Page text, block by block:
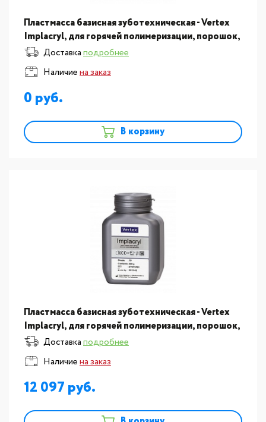
Пластмасса базисная зуботехническая - Vertex
Implacryl, для горячей полимеризации, порошок,
цвет №5, отдельная упаковка 500гр
Доставкаподробнее
Наличиена заказ
0
В корзину
Пластмасса базисная зуботехническая - Vertex
Implacryl, для горячей полимеризации, порошок,
цвет №10, отдельная упаковка 500гр
Доставкаподробнее
Наличиена заказ
12 097